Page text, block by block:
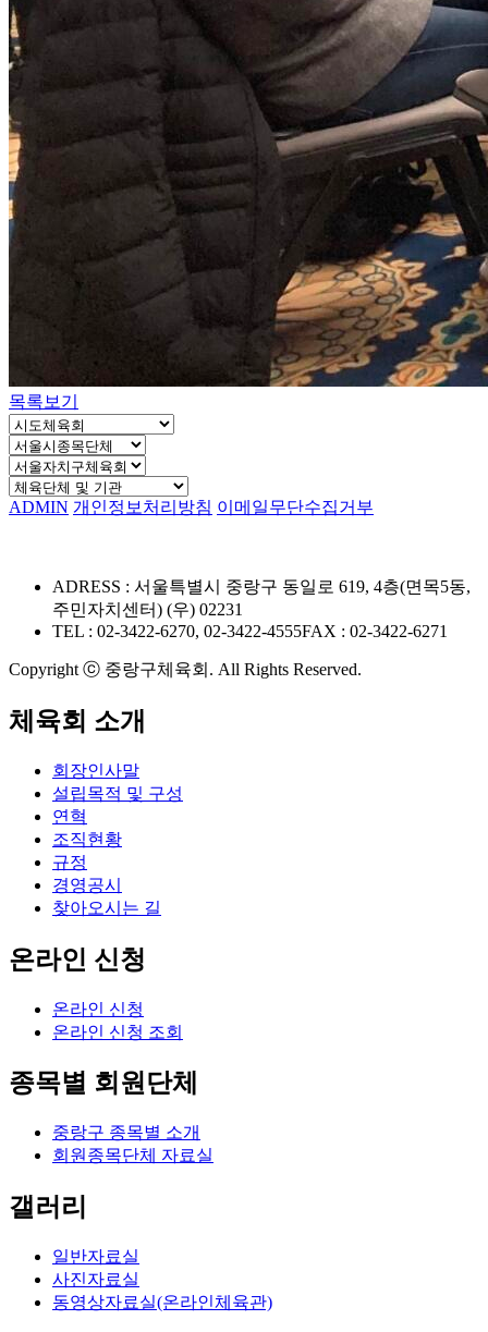
목록보기
ADMIN 개인정보처리방침 이메일무단수집거부
ADRESS : 서울특별시 중랑구 동일로 619, 4층(면목5동,
주민자치센터) (우) 02231
TEL : 02-3422-6270, 02-3422-4555FAX : 02-3422-6271
Copyright ⓒ 중랑구체육회. All Rights Reserved.
체육회 소개
회장인사말
설립목적 및 구성
연혁
조직현황
규정
경영공시
찾아오시는 길
온라인 신청
온라인 신청
온라인 신청 조회
종목별 회원단체
중랑구 종목별 소개
회원종목단체 자료실
갤러리
일반자료실
사진자료실
동영상자료실(온라인체육관)